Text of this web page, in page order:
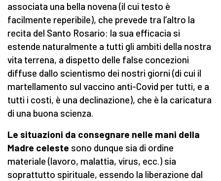
associata una bella novena (il cui testo è
facilmente reperibile), che prevede tra l’altro la
recita del Santo Rosario: la sua efficacia si
estende naturalmente a tutti gli ambiti della nostra
vita terrena, a dispetto delle false concezioni
diffuse dallo scientismo dei nostri giorni (di cui il
martellamento sul vaccino anti-Covid per tutti, e a
tutti i costi, è una declinazione), che è la caricatura
di una buona scienza.
Le situazioni da consegnare nelle mani della
Madre celeste sono dunque sia di ordine
materiale (lavoro, malattia, virus, ecc.) sia
soprattutto spirituale, essendo la liberazione dal